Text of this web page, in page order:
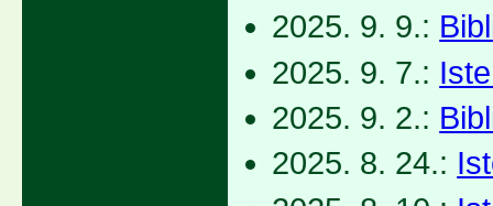
2025. 9. 9.:
2025. 9. 7.:
2025. 9. 2.:
2025. 8. 24.: